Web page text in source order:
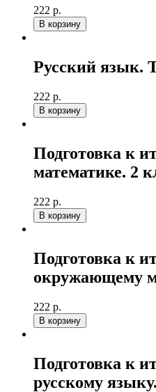
222 р.
В корзину
Русский язык.
222 р.
В корзину
Подготовка к
математике. 2
222 р.
В корзину
Подготовка к
окружающему
222 р.
В корзину
Подготовка к
русскому